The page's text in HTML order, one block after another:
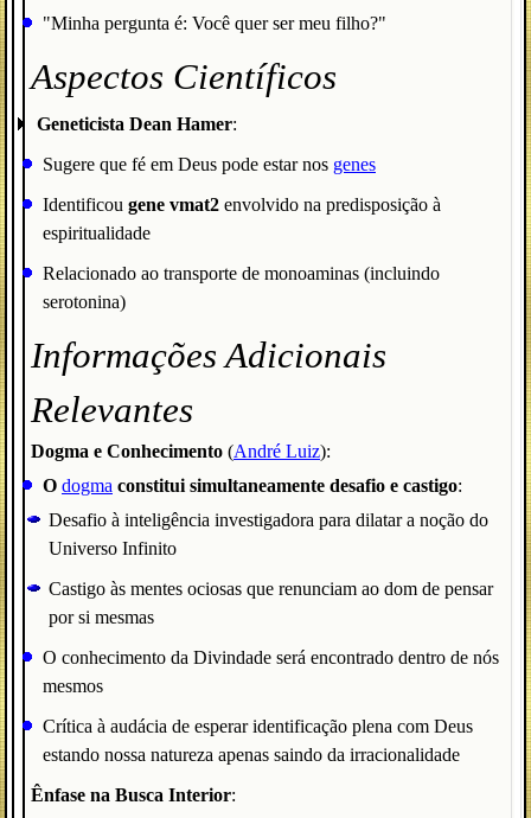
"Minha pergunta é: Você quer ser meu filho?"
Aspectos Científicos
Geneticista Dean Hamer:
Sugere que fé em Deus pode estar nos genes
Identificou gene vmat2 envolvido na predisposição à
espiritualidade
Relacionado ao transporte de monoaminas (incluindo
serotonina)
Informações Adicionais
Relevantes
Dogma e Conhecimento (André Luiz):
O dogma constitui simultaneamente desafio e castigo:
Desafio à inteligência investigadora para dilatar a noção do
Universo Infinito
Castigo às mentes ociosas que renunciam ao dom de pensar
por si mesmas
O conhecimento da Divindade será encontrado dentro de nós
mesmos
Crítica à audácia de esperar identificação plena com Deus
estando nossa natureza apenas saindo da irracionalidade
Ênfase na Busca Interior: